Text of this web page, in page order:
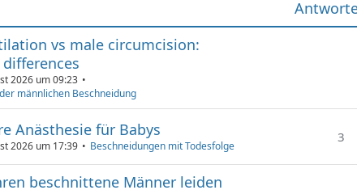
vs male circumcision:
2026 um 09:23
männlichen Beschneidung
Anästhesie für Babys
2026 um 17:39 Beschneidungen mit Todesfolge
3
beschnittene Männer leiden